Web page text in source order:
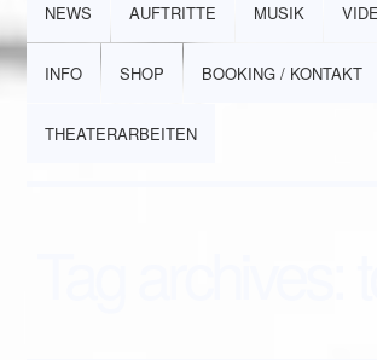
NEWS AUFTRITTE MUSIK
INFO SHOP BOOKING / KONTAKT
THEATERARBEITEN